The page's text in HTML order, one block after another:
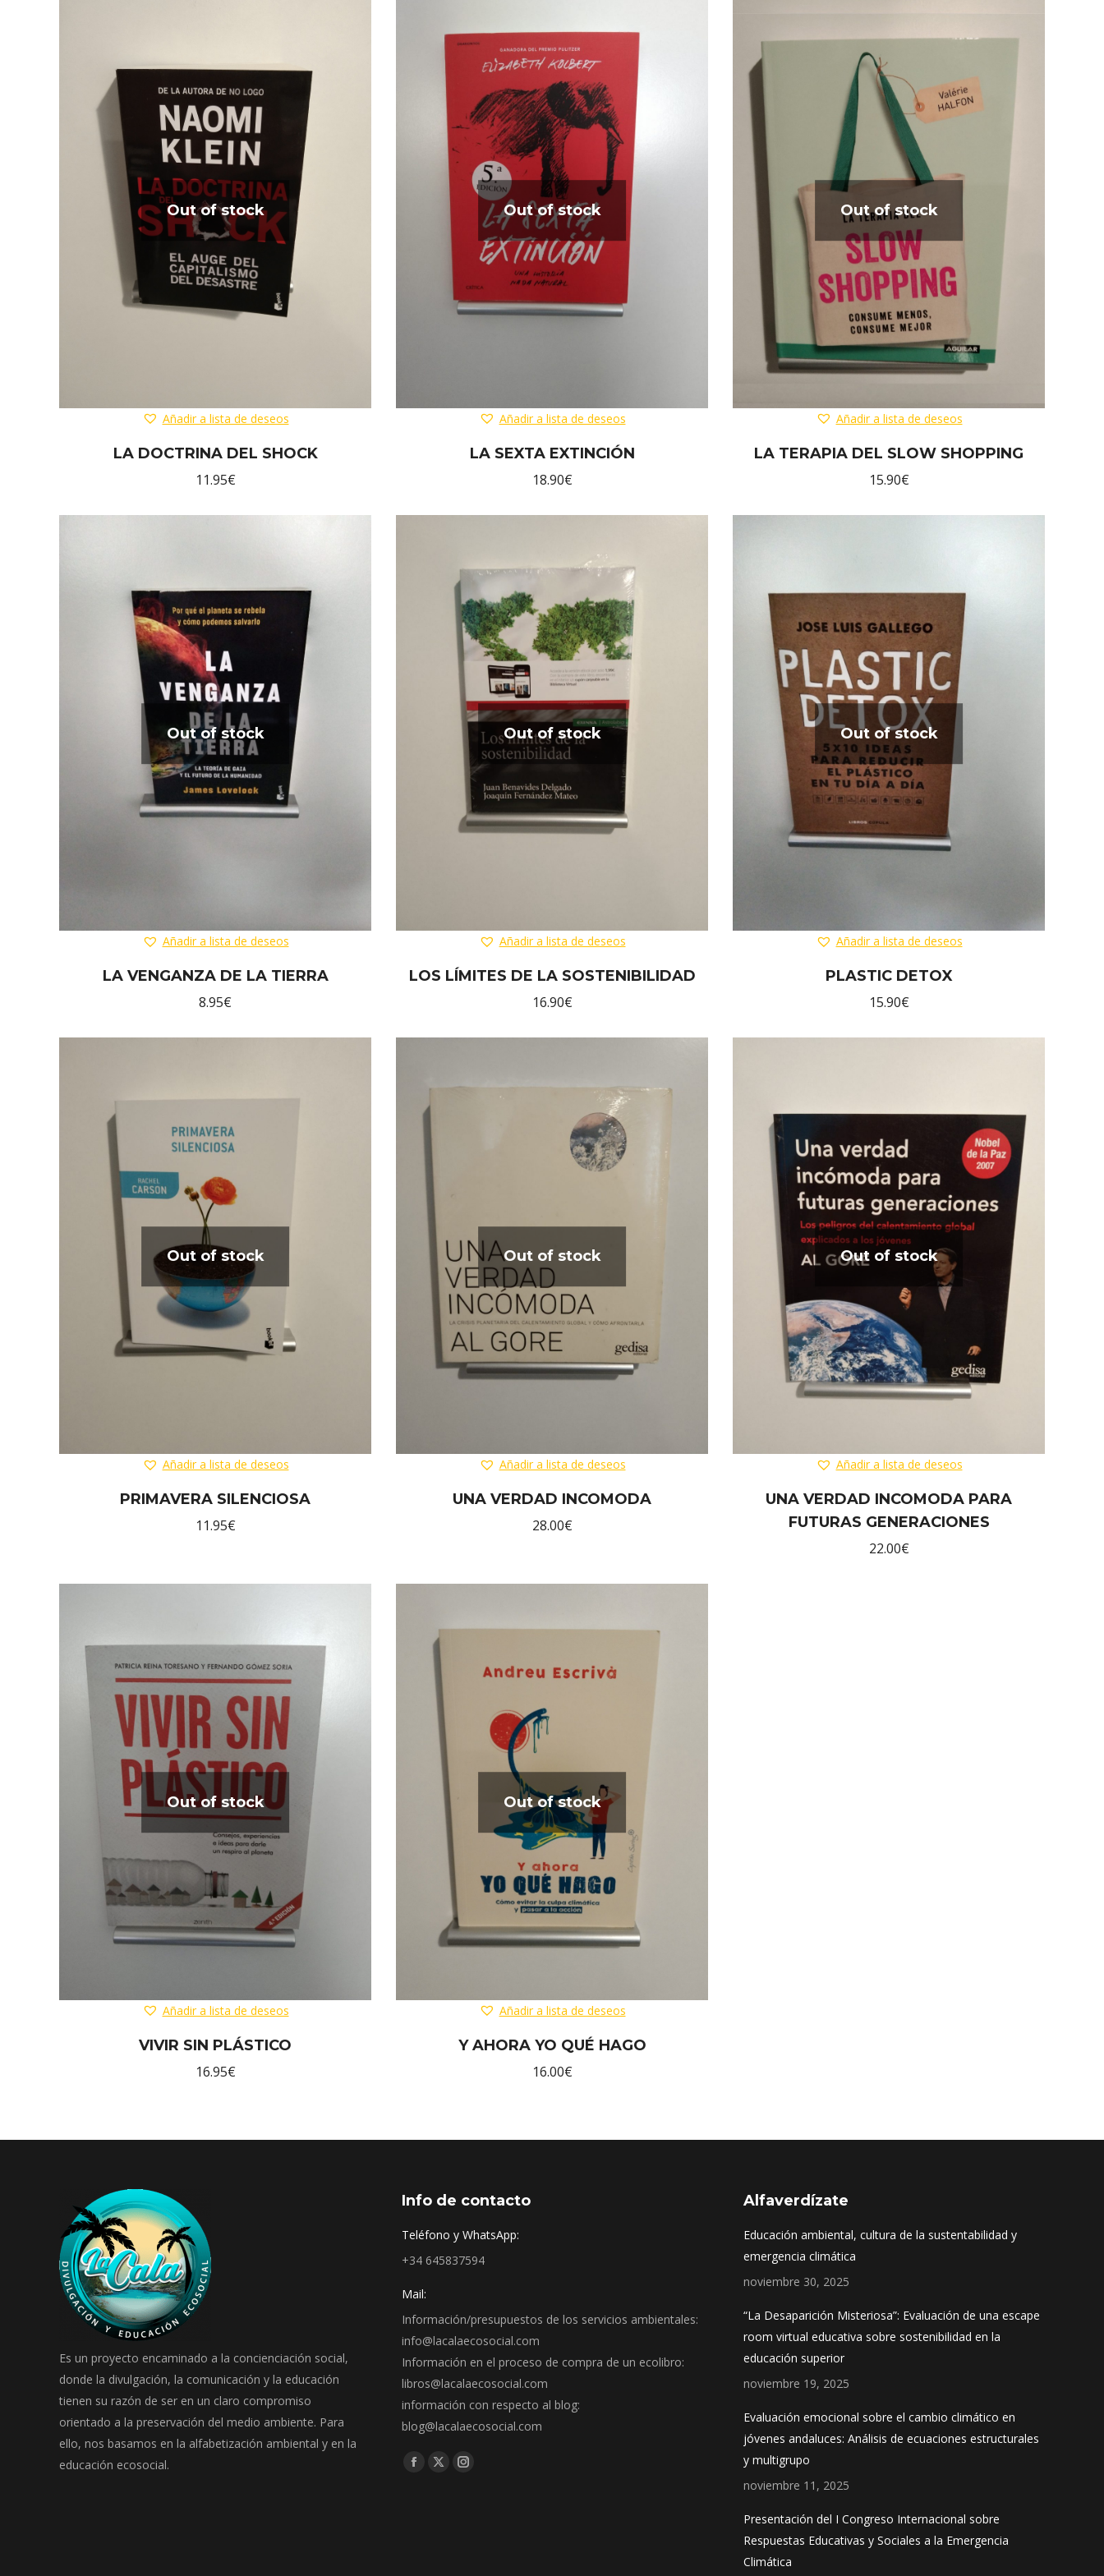
Out of stock
Añadir a lista de deseos
LA DOCTRINA DEL SHOCK
11.95€
Out of stock
Añadir a lista de deseos
LA SEXTA EXTINCIÓN
18.90€
Out of stock
Añadir a lista de deseos
LA TERAPIA DEL SLOW SHOPPING
15.90€
Out of stock
Añadir a lista de deseos
LA VENGANZA DE LA TIERRA
8.95€
Out of stock
Añadir a lista de deseos
LOS LÍMITES DE LA SOSTENIBILIDAD
16.90€
Out of stock
Añadir a lista de deseos
PLASTIC DETOX
15.90€
Out of stock
Añadir a lista de deseos
PRIMAVERA SILENCIOSA
11.95€
Out of stock
Añadir a lista de deseos
UNA VERDAD INCOMODA
28.00€
Out of stock
Añadir a lista de deseos
UNA VERDAD INCOMODA PARA
FUTURAS GENERACIONES
22.00€
Out of stock
Añadir a lista de deseos
VIVIR SIN PLÁSTICO
16.95€
Out of stock
Añadir a lista de deseos
Y AHORA YO QUÉ HAGO
16.00€
Es un proyecto encaminado a la concienciación social,
donde la divulgación, la comunicación y la educación
tienen su razón de ser en un claro compromiso
orientado a la preservación del medio ambiente. Para
ello, nos basamos en la alfabetización ambiental y en la
educación ecosocial.
Info de contacto
Teléfono y WhatsApp:
+34 645837594
Mail:
Información/presupuestos de los servicios ambientales:
info@lacalaecosocial.com
Información en el proceso de compra de un ecolibro:
libros@lacalaecosocial.com
información con respecto al blog:
blog@lacalaecosocial.com
Find us on:
Facebook
X
Instagram
Alfaverdízate
Educación ambiental, cultura de la sustentabilidad y
emergencia climática
noviembre 30, 2025
“La Desaparición Misteriosa”: Evaluación de una escape
room virtual educativa sobre sostenibilidad en la
educación superior
noviembre 19, 2025
Evaluación emocional sobre el cambio climático en
jóvenes andaluces: Análisis de ecuaciones estructurales
y multigrupo
noviembre 11, 2025
Presentación del I Congreso Internacional sobre
Respuestas Educativas y Sociales a la Emergencia
Climática